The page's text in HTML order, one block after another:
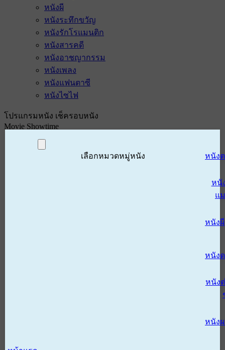
หนังผี
หนังระทึกขวัญ
หนังรักโรแมนติก
หนังสารคดี
หนังอาชญากรรม
หนังเพลง
หนังแฟนตาซี
หนังไซไฟ
โปรแกรมหนัง เช็ครอบหนัง
Movie Showtime
เลือกหมวดหมู่หนัง หนัง
หนั
แ
หนังผี
หนัง
หนัง
หนัง